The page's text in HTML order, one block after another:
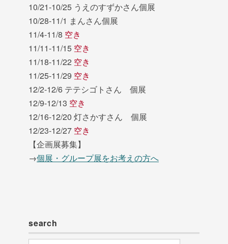
10/21-10/25 うえのすずかさん個展
10/28-11/1 まんさん個展
11/4-11/8 空き
11/11-11/15 空き
11/18-11/22 空き
11/25-11/29 空き
12/2-12/6 テテシゴトさん 個展
12/9-12/13 空き
12/16-12/20 灯さかすさん 個展
12/23-12/27 空き
【企画展募集】
→個展・グループ展をお考えの方へ
search